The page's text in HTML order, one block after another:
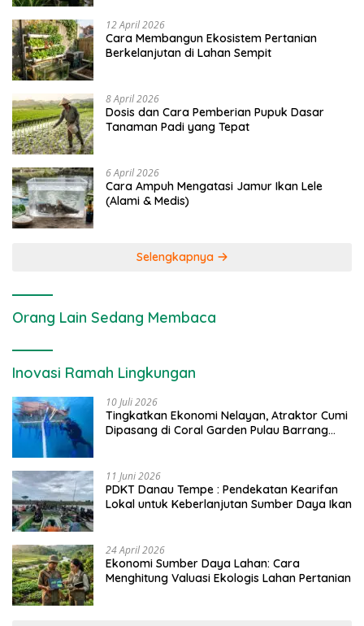
12 April 2026
Cara Membangun Ekosistem Pertanian
Berkelanjutan di Lahan Sempit
8 April 2026
Dosis dan Cara Pemberian Pupuk Dasar
Tanaman Padi yang Tepat
6 April 2026
Cara Ampuh Mengatasi Jamur Ikan Lele
(Alami & Medis)
Selengkapnya
Orang Lain Sedang Membaca
Inovasi Ramah Lingkungan
10 Juli 2026
Tingkatkan Ekonomi Nelayan, Atraktor Cumi
Dipasang di Coral Garden Pulau Barrang
11 Juni 2026
PDKT Danau Tempe : Pendekatan Kearifan
Lokal untuk Keberlanjutan Sumber Daya Ikan
24 April 2026
Ekonomi Sumber Daya Lahan: Cara
Menghitung Valuasi Ekologis Lahan Pertanian